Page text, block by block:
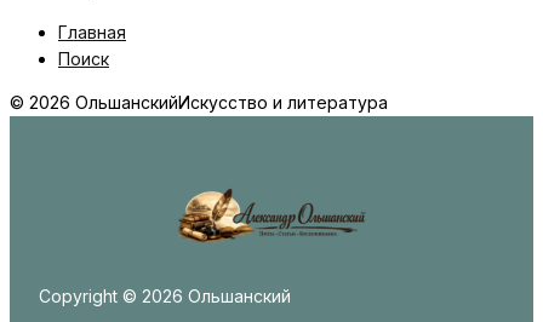
Главная
Поиск
© 2026 ОльшанскийИскусство и литература
Copyright © 2026 Ольшанский